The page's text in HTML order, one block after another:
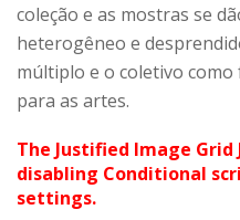
coleção e as mostras se
heterogêneo e
múltiplo e o coletivo
para as artes.
The Justified Image Grid
disabling Conditional
settings.